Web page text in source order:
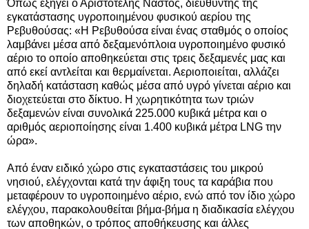
Όπως εξηγεί ο Αριστοτέλης Νάστος, διευθυντής της
εγκατάστασης υγροποιημένου φυσικού αερίου της
Ρεβυθούσας: «Η Ρεβυθούσα είναι ένας σταθμός ο οποίος
λαμβάνει μέσα από δεξαμενόπλοια υγροποιημένο φυσικό
αέριο το οποίο αποθηκεύεται στις τρεις δεξαμενές μας και
από εκεί αντλείται και θερμαίνεται. Αεριοποιείται, αλλάζει
δηλαδή κατάσταση καθώς μέσα από υγρό γίνεται αέριο και
διοχετεύεται στο δίκτυο. Η χωρητικότητα των τριών
δεξαμενών είναι συνολικά 225.000 κυβικά μέτρα και ο
αριθμός αεριοποίησης είναι 1.400 κυβικά μέτρα LNG την
ώρα».
Από έναν ειδικό χώρο στις εγκαταστάσεις του μικρού
νησιού, ελέγχονται κατά την άφιξη τους τα καράβια που
μεταφέρουν το υγροποιημένο αέριο, ενώ από τον ίδιο χώρο
ελέγχου, παρακολουθείται βήμα-βήμα η διαδικασία ελέγχου
των αποθηκών, ο τρόπος αποθήκευσης και άλλες